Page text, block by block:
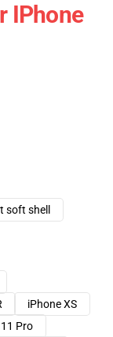
IPhone
soft shell
iPhone XS
Pro